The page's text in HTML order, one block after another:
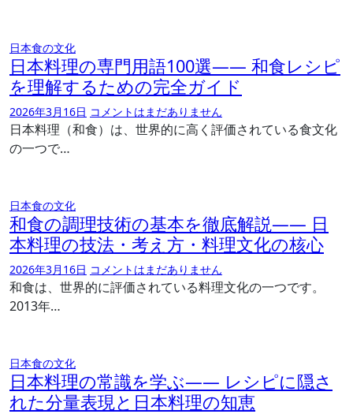
日本食の文化
日本料理の専門用語100選―― 和食レシピ
を理解するための完全ガイド
2026年3月16日 コメントはまだありません
日本料理（和食）は、世界的に高く評価されている食文化
の一つで…
日本食の文化
和食の調理技術の基本を徹底解説―― 日
本料理の技法・考え方・料理文化の核心
2026年3月16日 コメントはまだありません
和食は、世界的に評価されている料理文化の一つです。
2013年…
日本食の文化
日本料理の常識を学ぶ―― レシピに隠さ
れた分量表現と日本料理の知恵